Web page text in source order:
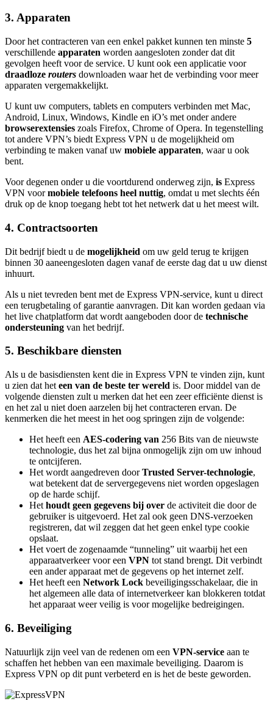
3. Apparaten
Door het contracteren van een enkel pakket kunnen ten minste 5
verschillende apparaten worden aangesloten zonder dat dit
gevolgen heeft voor de service. U kunt ook een applicatie voor
draadloze routers downloaden waar het de verbinding voor meer
apparaten vergemakkelijkt.
U kunt uw computers, tablets en computers verbinden met Mac,
Android, Linux, Windows, Kindle en iO’s met onder andere
browserextensies zoals Firefox, Chrome of Opera. In tegenstelling
tot andere VPN’s biedt Express VPN u de mogelijkheid om
verbinding te maken vanaf uw mobiele apparaten, waar u ook
bent.
Voor degenen onder u die voortdurend onderweg zijn, is Express
VPN voormobiele telefoons heel nuttig, omdat u met slechts één
druk op de knop toegang hebt tot het netwerk dat u het meest wilt.
4. Contractsoorten
Dit bedrijf biedt u de mogelijkheid om uw geld terug te krijgen
binnen 30 aaneengesloten dagen vanaf de eerste dag dat u uw dienst
inhuurt.
Als u niet tevreden bent met de Express VPN-service, kunt u direct
een terugbetaling of garantie aanvragen. Dit kan worden gedaan via
het live chatplatform dat wordt aangeboden door de technische
ondersteuning van het bedrijf.
5. Beschikbare diensten
Als u de basisdiensten kent die in Express VPN te vinden zijn, kunt
u zien dat het een van de beste ter wereld is. Door middel van de
volgende diensten zult u merken dat het een zeer efficiënte dienst is
en het zal u niet doen aarzelen bij het contracteren ervan. De
kenmerken die het meest in het oog springen zijn de volgende:
Het heeft een AES-codering van 256 Bits van de nieuwste
technologie, dus het zal bijna onmogelijk zijn om uw inhoud
te ontcijferen.
Het wordt aangedreven doorTrusted Server-technologie,
wat betekent dat de servergegevens niet worden opgeslagen
op de harde schijf.
Het houdt geen gegevens bij over de activiteit die door de
gebruiker is uitgevoerd. Het zal ook geen DNS-verzoeken
registreren, dat wil zeggen dat het geen enkel type cookie
opslaat.
Het voert de zogenaamde “tunneling” uit waarbij het een
apparaatverkeer voor een VPN tot stand brengt. Dit verbindt
een ander apparaat met de gegevens op het internet zelf.
Het heeft een Network Lock beveiligingsschakelaar, die in
het algemeen alle data of internetverkeer kan blokkeren totdat
het apparaat weer veilig is voor mogelijke bedreigingen.
6. Beveiliging
Natuurlijk zijn veel van de redenen om een VPN-service aan te
schaffen het hebben van een maximale beveiliging. Daarom is
Express VPN op dit punt verbeterd en is het de beste geworden.